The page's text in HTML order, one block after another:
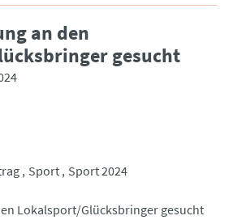
an den
gesucht
Sport Sport 2024
Lokalsport/Glücksbringer gesucht